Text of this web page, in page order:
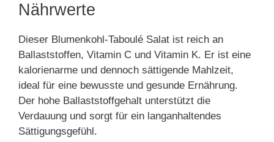
Nährwerte
Dieser Blumenkohl-Taboulé Salat ist reich an
Ballaststoffen, Vitamin C und Vitamin K. Er ist eine
kalorienarme und dennoch sättigende Mahlzeit,
ideal für eine bewusste und gesunde Ernährung.
Der hohe Ballaststoffgehalt unterstützt die
Verdauung und sorgt für ein langanhaltendes
Sättigungsgefühl.